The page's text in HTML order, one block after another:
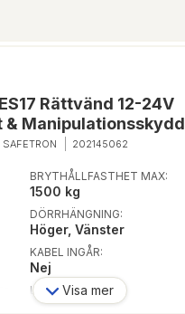
Rättvänd 12-24V
& Manipulationsskydd
SAFETRON 202145062
BRYTHÅLLFASTHET MAX:
1500 kg
DÖRRHÄNGNING:
Höger, Vänster
KABEL INGÅR:
Nej
LISTTRYCK:
150 kg
Visa mer